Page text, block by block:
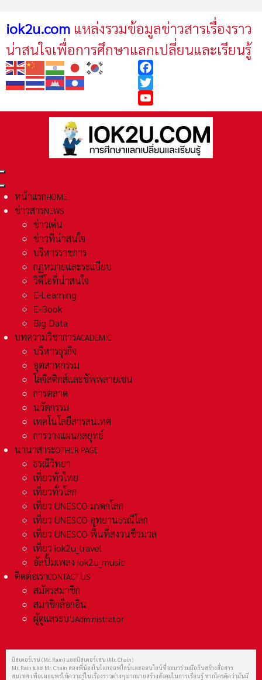
iok2u.com แหล่งรวมข้อมูลข่าวสารเรื่องราว
น่าสนใจเพื่อการศึกษาแลกเปลี่ยนและเรียนรู้
Facebook
Twitter
YouTube
หน้าแรกHOME
ข่าวสารNEWS
ข่าวเด่น
ข่าวที่น่าสนใจ
บริหารราชการ
กฏหมายและระเเบียบ
วิดีโอที่น่าสนใจ
E-Learning
E-Book
Big Data
บทความวิชาการACADEMIC
บริหารธุรกิจ
อุตสาหกรรม
โลจิสติกส์และชัพพลายเชน
การตลาด
นวัตกรรม
เทคโนโลยีสารสนเทศ
การวางแผนกลยุทธ์
นานาสาระOTHER PAGE
ธรณีวิทยา
เที่ยวทั่วไทย
เที่ยวทั่วโลก
เที่ยว UNESCO มรดกโลก
เที่ยว UNESCO อุทยานธรณีโลก
เที่ยว UNESCO พื้นที่สงวนชีวมวล
เที่ยว iok2u_travel
อัลปั้มเพลง iok2u_music
ติดต่อเราCONTACT US
สมัครสมาชิก
สมาชิกล็อกอิน
ผู้ดูแลระบบAdministrator
มิสเตอร์เรน (Mr. Rain) และมิสเตอร์เชน (Mr. Chain)
Mr. Rain และ Mr. Chain สองพี่น้องในโลกออฟไลน์และออนไลน์ที่จะมาร่วมมือกันสร้างสื่อสาร
สนเทศ เพื่อเผยแพร่ให้ความรู้ในเรื่องราวต่างๆ มากมายสร้างสังคมในการเรียนรู้ หากใครคิดว่ามันมี